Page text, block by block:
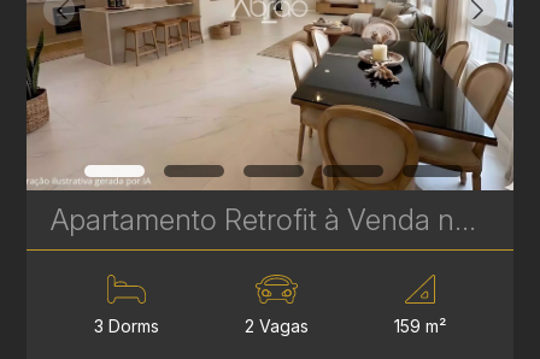
Apartamento Retrofit à Venda no Batel – Edifício Cristina | 3 Quartos, 2 Suítes, 159 m² | Ref 385
3 Dorms 2 Vagas 159 m²